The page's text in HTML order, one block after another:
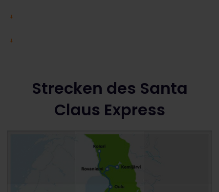
Strecken des Santa
Claus Express